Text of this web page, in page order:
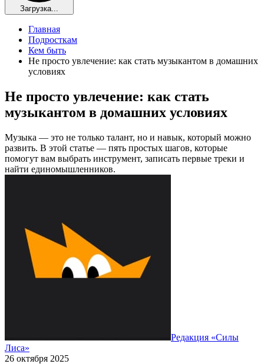
Загрузка...
Главная
Подросткам
Кем быть
Не просто увлечение: как стать музыкантом в домашних
условиях
Не просто увлечение: как стать
музыкантом в домашних условиях
Музыка — это не только талант, но и навык, который можно
развить. В этой статье — пять простых шагов, которые
помогут вам выбрать инструмент, записать первые треки и
найти единомышленников.
Редакция «Силы
Лиса»
26 октября 2025